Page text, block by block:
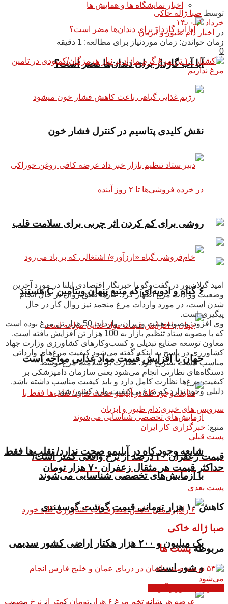
اخبار نمایشگاه ها و همایش ها
آیا آب گازدار برای دندان‌ها مضر است؟
نقش کلیدی پتاسیم در کنترل فشار خون
روشی برای کم کردن اثر چربی برای سلامت قلب
۶ گیاه و ادویه‌ای که منبع پنهان ویتامین C هستند
جهان با افزایش قیمت مواد غذایی مواجه است
شایعه وجود کاه در آبلیمو صحت ندارد/ تقلب‌ها فقط
با آزمایش‌های تخصصی شناسایی می‌شوند
یک میلیون و ۲۰۰ هزار هکتار اراضی کشور سدیمی
و شور است
توسط صبا ژاله خاکی
خرداد ۱, ۱۴۰۰
در
اخبار دام طیور و آبزیان
زمان خواندن: زمان موردنیاز برای مطالعه: 1 دقیقه
0
امید گیلان‌پور در گفت‌وگو با خبرنگار اقتصادی ایلنا در مورد آخرین
وضعیت ورادات مرغ اظهار کرد: کارها طبق روال در حال انجام
شدن است، در مورد واردات مرغ منجمد نیز روال کار در حال
پیگیری است.
وی افزود: مصوبه هیئت وزیران، واردات 50 هزار تن مرغ بوده است
که با مصوبه ستاد تنظیم بازار به 100 هزار تن افزایش یافته است.
معاون توسعه صنایع تبدیلی و کسب‌وکارهای کشاورزی وزارت جهاد
کشاورزی در پاسخ به اینکه گفته می‌شود کیفیت مرغ‌های وارداتی
مناسب نیست تصریح کرد:‌ نظارت بر سلامت مرغ توسط
دستگاه‌های نظارتی انجام می‌شود یعنی سازمان دامپزشکی بر
کیفیت مرغ‌ها نظارت کامل دارد و باید کیفیت مناسب داشته باشد.
دلیلی وجود ندارد که مرغ بی‌کیفیت وارد کشور شود.
سرویس های خبری:دام طیور و ابزیان
منبع: خبرگزاری کار ایران
پست قبلی
قیمت زعفران ۳۰ درصد از نرخ واقعی کمتر است/
حداکثر قیمت هر مثقال زعفران ۷۰ هزار تومان
پست بعدی
کاهش ١٠ هزار تومانی قیمت گوشت گوسفندی
صبا ژاله خاکی
مربوطهپست ها